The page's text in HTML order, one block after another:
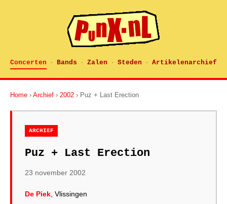
Concerten · Bands · Zalen · Steden · Artikelenarchief
Home › Archief › 2002 › Puz + Last Erection
ARCHIEF
Puz + Last Erection
23 november 2002
De Piek , Vlissingen